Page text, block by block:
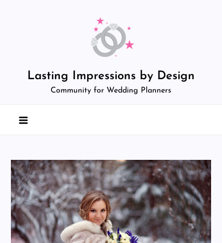
Lasting Impressions by Design
Community for Wedding Planners